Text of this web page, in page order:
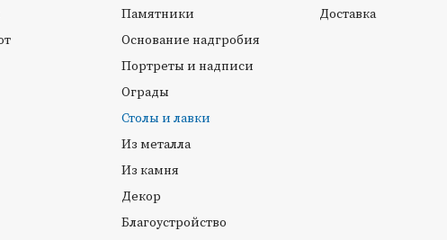
Памятники
Основание надгробия
Портреты и надписи
Ограды
Столы и лавки
Из металла
Из камня
Декор
Благоустройство
Доставка